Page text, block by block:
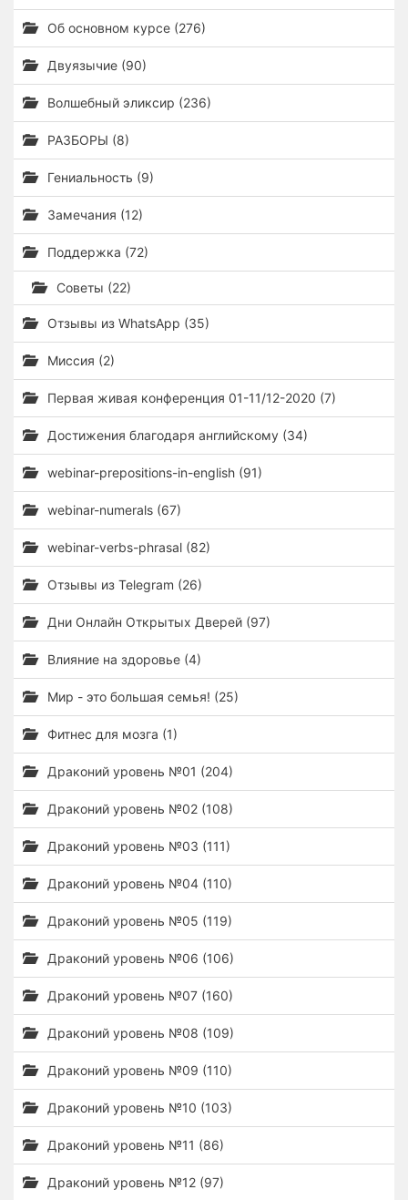
Об основном курсе (276)
Двуязычие (90)
Волшебный эликсир (236)
РАЗБОРЫ (8)
Гениальность (9)
Замечания (12)
Поддержка (72)
Советы (22)
Отзывы из WhatsApp (35)
Миссия (2)
Первая живая конференция 01-11/12-2020 (7)
Достижения благодаря английскому (34)
webinar-prepositions-in-english (91)
webinar-numerals (67)
webinar-verbs-phrasal (82)
Отзывы из Telegram (26)
Дни Онлайн Открытых Дверей (97)
Влияние на здоровье (4)
Мир - это большая семья! (25)
Фитнес для мозга (1)
Драконий уровень №01 (204)
Драконий уровень №02 (108)
Драконий уровень №03 (111)
Драконий уровень №04 (110)
Драконий уровень №05 (119)
Драконий уровень №06 (106)
Драконий уровень №07 (160)
Драконий уровень №08 (109)
Драконий уровень №09 (110)
Драконий уровень №10 (103)
Драконий уровень №11 (86)
Драконий уровень №12 (97)